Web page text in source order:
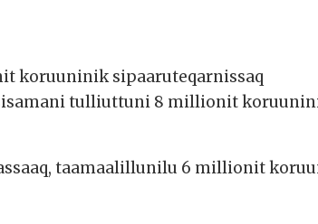
koruuninik sipaaruteqarnissaq
tulliuttuni 8 millionit
taamaalillunilu 6 millionit